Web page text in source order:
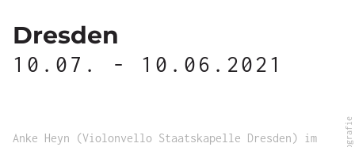
Dresden
10.07. - 10.06.2021
Anke Heyn (Violonvello Staatskapelle Dresden) im